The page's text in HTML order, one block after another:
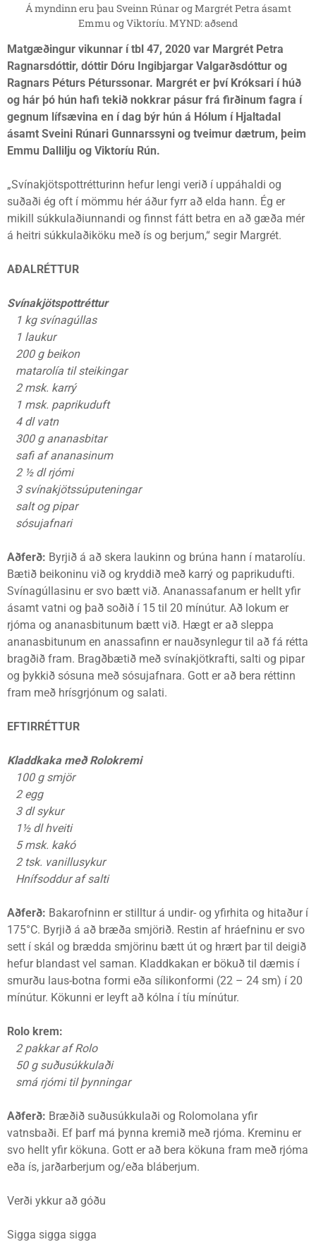
Á myndinn eru þau Sveinn Rúnar og Margrét Petra ásamt
Emmu og Viktoríu. MYND: aðsend
Matgæðingur vikunnar í tbl 47, 2020 var Margrét Petra
Ragnarsdóttir, dóttir Dóru Ingibjargar Valgarðsdóttur og
Ragnars Péturs Péturssonar. Margrét er því Króksari í húð
og hár þó hún hafi tekið nokkrar pásur frá firðinum fagra í
gegnum lífsævina en í dag býr hún á Hólum í Hjaltadal
ásamt Sveini Rúnari Gunnarssyni og tveimur dætrum, þeim
Emmu Dallilju og Viktoríu Rún.
„Svínakjötspottrétturinn hefur lengi verið í uppáhaldi og
suðaði ég oft í mömmu hér áður fyrr að elda hann. Ég er
mikill súkkulaðiunnandi og finnst fátt betra en að gæða mér
á heitri súkkulaðiköku með ís og berjum,“ segir Margrét.
AÐALRÉTTUR
Svínakjötspottréttur
1 kg svínagúllas
1 laukur
200 g beikon
matarolía til steikingar
2 msk. karrý
1 msk. paprikuduft
4 dl vatn
300 g ananasbitar
safi af ananasinum
2 ½ dl rjómi
3 svínakjötssúputeningar
salt og pipar
sósujafnari
Aðferð: Byrjið á að skera laukinn og brúna hann í matarolíu.
Bætið beikoninu við og kryddið með karrý og paprikudufti.
Svínagúllasinu er svo bætt við. Ananassafanum er hellt yfir
ásamt vatni og það soðið í 15 til 20 mínútur. Að lokum er
rjóma og ananasbitunum bætt við. Hægt er að sleppa
ananasbitunum en anassafinn er nauðsynlegur til að fá rétta
bragðið fram. Bragðbætið með svínakjötkrafti, salti og pipar
og þykkið sósuna með sósujafnara. Gott er að bera réttinn
fram með hrísgrjónum og salati.
EFTIRRÉTTUR
Kladdkaka með Rolokremi
100 g smjör
2 egg
3 dl sykur
1½ dl hveiti
5 msk. kakó
2 tsk. vanillusykur
Hnífsoddur af salti
Aðferð: Bakarofninn er stilltur á undir- og yfirhita og hitaður í
175°C. Byrjið á að bræða smjörið. Restin af hráefninu er svo
sett í skál og brædda smjörinu bætt út og hrært þar til deigið
hefur blandast vel saman. Kladdkakan er bökuð til dæmis í
smurðu laus-botna formi eða sílikonformi (22 – 24 sm) í 20
mínútur. Kökunni er leyft að kólna í tíu mínútur.
Rolo krem:
2 pakkar af Rolo
50 g suðusúkkulaði
smá rjómi til þynningar
Aðferð: Bræðið suðusúkkulaði og Rolomolana yfir
vatnsbaði. Ef þarf má þynna kremið með rjóma. Kreminu er
svo hellt yfir kökuna. Gott er að bera kökuna fram með rjóma
eða ís, jarðarberjum og/eða bláberjum.
Verði ykkur að góðu
Sigga sigga sigga